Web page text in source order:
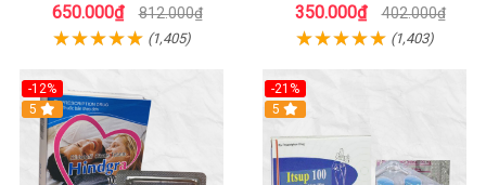
Sinh Lý Nam
650.000₫ 812.000₫
(1,405)
sinh lực
350.000₫ 402.000₫
(1,403)
-12%
5
-21%
5